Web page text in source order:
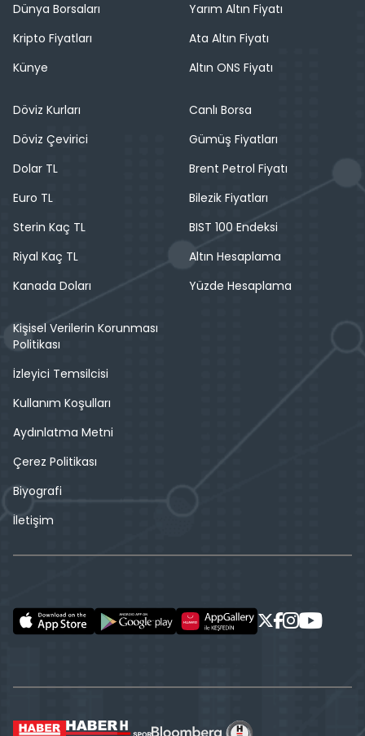
Dünya Borsaları
Kripto Fiyatları
Künye
Yarım Altın Fiyatı
Ata Altın Fiyatı
Altın ONS Fiyatı
Döviz Kurları
Döviz Çevirici
Dolar TL
Euro TL
Sterin Kaç TL
Riyal Kaç TL
Kanada Doları
Canlı Borsa
Gümüş Fiyatları
Brent Petrol Fiyatı
Bilezik Fiyatları
BIST 100 Endeksi
Altın Hesaplama
Yüzde Hesaplama
Kişisel Verilerin Korunması
Politikası
İzleyici Temsilcisi
Kullanım Koşulları
Aydınlatma Metni
Çerez Politikası
Biyografi
İletişim